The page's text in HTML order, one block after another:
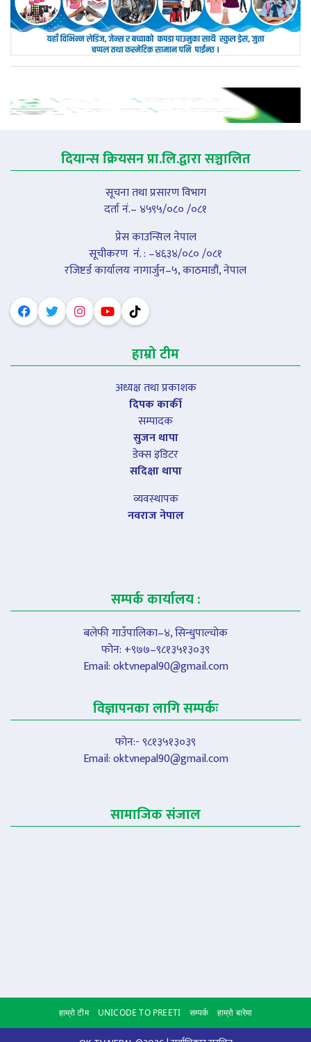
दियान्स क्रियसन प्रा.लि.द्वारा सञ्चालित
सूचना तथा प्रसारण विभाग
दर्ता नं.– ४५९५/०८० /०८१
प्रेस काउन्सिल नेपाल
सूचीकरण नंं. : –४६३४/०८० /०८१
रजिष्टर्ड कार्यालयः नागार्जुन–५, काठमाडौं, नेपाल
हाम्रो टीम
अध्यक्ष तथा प्रकाशक
दिपक कार्की
सम्पादक
सुजन थापा
डेक्स इडिटर
सदिक्षा थापा
व्यवस्थापक
नवराज नेपाल
सम्पर्क कार्यालय :
बलेफी गाउँपालिका–४, सिन्धुपाल्चोक
फोन: +९७७–९८१३५१३०३९
Email:oktvnepal90@gmail.com
विज्ञापनका लागि सम्पर्कः
फोन:- ९८१३५१३०३९
Email:oktvnepal90@gmail.com
सामाजिक संजाल
हाम्रो टीम UNICODE TO PREETI सम्पर्क हाम्रो बारेमा